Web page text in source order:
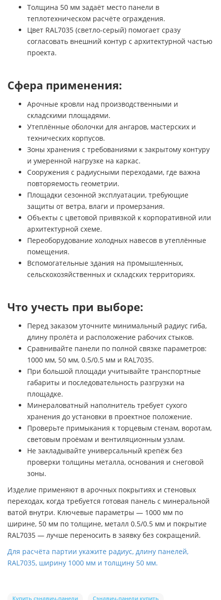
Толщина 50 мм задаёт место панели в
теплотехническом расчёте ограждения.
Цвет RAL7035 (светло-серый) помогает сразу
согласовать внешний контур с архитектурной частью
проекта.
Сфера применения:
Арочные кровли над производственными и
складскими площадями.
Утеплённые оболочки для ангаров, мастерских и
технических корпусов.
Зоны хранения с требованиями к закрытому контуру
и умеренной нагрузке на каркас.
Сооружения с радиусными переходами, где важна
повторяемость геометрии.
Площадки сезонной эксплуатации, требующие
защиты от ветра, влаги и промерзания.
Объекты с цветовой привязкой к корпоративной или
архитектурной схеме.
Переоборудование холодных навесов в утеплённые
помещения.
Вспомогательные здания на промышленных,
сельскохозяйственных и складских территориях.
Что учесть при выборе:
Перед заказом уточните минимальный радиус гиба,
длину пролёта и расположение рабочих стыков.
Сравнивайте панели по полной связке параметров:
1000 мм, 50 мм, 0.5/0.5 мм и RAL7035.
При большой площади учитывайте транспортные
габариты и последовательность разгрузки на
площадке.
Минераловатный наполнитель требует сухого
хранения до установки в проектное положение.
Проверьте примыкания к торцевым стенам, воротам,
световым проёмам и вентиляционным узлам.
Не закладывайте универсальный крепёж без
проверки толщины металла, основания и снеговой
зоны.
Изделие применяют в арочных покрытиях и стеновых
переходах, когда требуется готовая панель с минеральной
ватой внутри. Ключевые параметры — 1000 мм по
ширине, 50 мм по толщине, металл 0.5/0.5 мм и покрытие
RAL7035 — лучше переносить в заявку без сокращений.
Для расчёта партии укажите радиус, длину панелей,
RAL7035, ширину 1000 мм и толщину 50 мм.
Купить сэндвич-панели Сэндвич-панели купить